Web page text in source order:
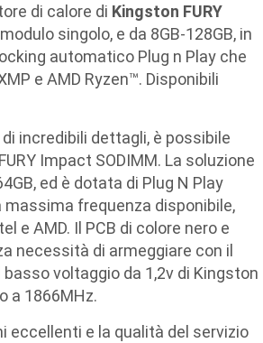
di calore di Kingston FURY
singolo, e da 8GB-128GB, in
automatico Plug n Play che
e AMD Ryzen™. Disponibili
incredibili dettagli, è possibile
Impact SODIMM. La soluzione
ed è dotata di Plug N Play
frequenza disponibile,
e AMD. Il PCB di colore nero e
necessità di armeggiare con il
voltaggio da 1,2v di Kingston
a 1866MHz.
eccellenti e la qualità del servizio